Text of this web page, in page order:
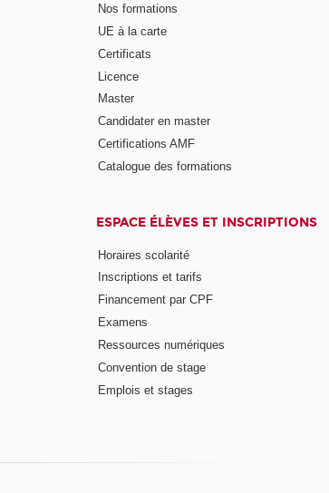
Nos formations
UE à la carte
Certificats
Licence
Master
Candidater en master
Certifications AMF
Catalogue des formations
ESPACE ÉLÈVES ET INSCRIPTIONS
Horaires scolarité
Inscriptions et tarifs
Financement par CPF
Examens
Ressources numériques
Convention de stage
Emplois et stages